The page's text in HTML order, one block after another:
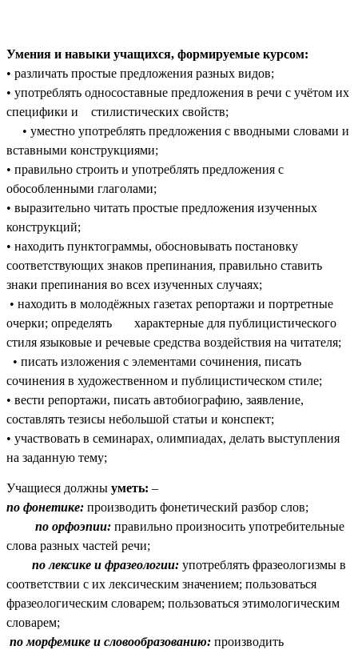
Умения и навыки учащихся, формируемые курсом:
• различать простые предложения разных видов;
• употреблять односоставные предложения в речи с учётом их
специфики и стилистических свойств;
• уместно употреблять предложения с вводными словами и
вставными конструкциями;
• правильно строить и употреблять предложения с
обособленными глаголами;
• выразительно читать простые предложения изученных
конструкций;
• находить пунктограммы, обосновывать постановку
соответствующих знаков препинания, правильно ставить
знаки препинания во всех изученных случаях;
• находить в молодёжных газетах репортажи и портретные
очерки; определять характерные для публицистического
стиля языковые и речевые средства воздействия на читателя;
• писать изложения с элементами сочинения, писать
сочинения в художественном и публицистическом стиле;
• вести репортажи, писать автобиографию, заявление,
составлять тезисы небольшой статьи и конспект;
• участвовать в семинарах, олимпиадах, делать выступления
на заданную тему;
Учащиеся должны уметь: –
по фонетике: производить фонетический разбор слов;
по орфоэпии: правильно произносить употребительные
слова разных частей речи;
по лексике и фразеологии: употреблять фразеологизмы в
соответствии с их лексическим значением; пользоваться
фразеологическим словарем; пользоваться этимологическим
словарем;
по морфемике и словообразованию: производить